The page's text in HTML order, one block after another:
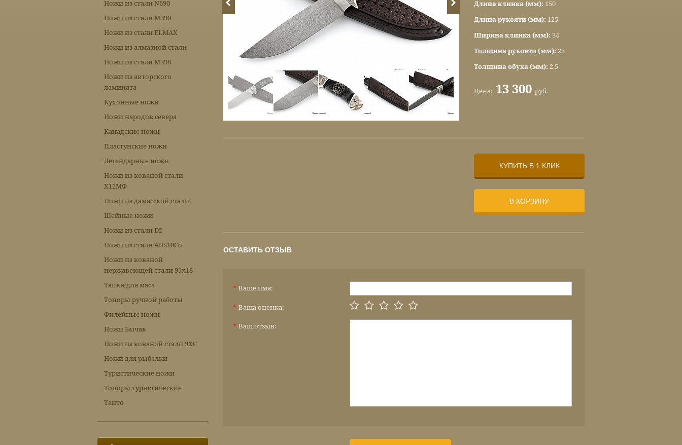
Длина клинка (мм): 150
Длина рукояти (мм): 125
Ширина клинка (мм): 34
Толщина рукояти (мм): 23
Толщина обуха (мм): 2,5
Цена: 13 300 руб.
КУПИТЬ В 1 КЛИК
В КОРЗИНУ
ОСТАВИТЬ ОТЗЫВ
Ваше имя:
*
Ваша оценка:
*
Ваш отзыв:
*
Ножи из стали N690
Ножи из стали М390
Ножи из стали ELMAX
Ножи из алмазной стали
Ножи из стали М398
Ножи из авторского
ламината
Кухонные ножи
Ножи народов севера
Канадские ножи
Пластунские ножи
Легендарные ножи
Ножи из кованой стали
Х12МФ
Ножи из дамасской стали
Шейные ножи
Ножи из стали D2
Ножи из стали AUS10Co
Ножи из кованой
нержавеющей стали 95х18
Тяпки для мяса
Топоры ручной работы
Филейные ножи
Ножи Бычак
Ножи из кованой стали 9ХС
Ножи для рыбалки
Туристические ножи
Топоры туристические
Танто